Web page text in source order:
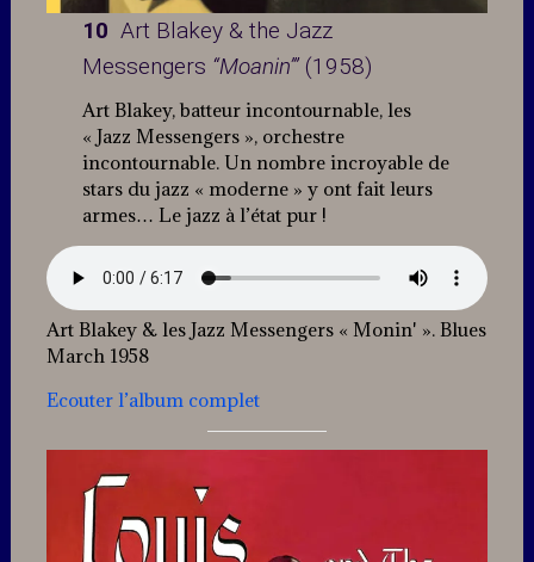
10 Art Blakey & the Jazz
Messengers “Moanin’”(1958)
Art Blakey, batteur incontournable, les
« Jazz Messengers », orchestre
incontournable. Un nombre incroyable de
stars du jazz « moderne » y ont fait leurs
armes… Le jazz à l’état pur !
Art Blakey & les Jazz Messengers « Monin' ». Blues
March 1958
Ecouter l’album complet